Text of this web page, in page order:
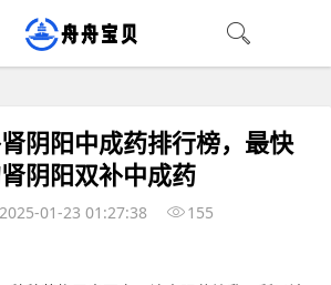
阴阳中成药排行榜，最快
阴阳双补中成药
2025-01-23 01:27:38 155